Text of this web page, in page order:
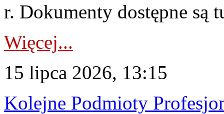
r. Dokumenty dostępne są
Więcej...
15 lipca 2026, 13:15
Kolejne Podmioty